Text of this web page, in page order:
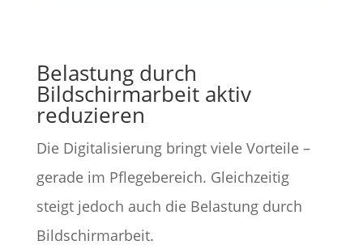
Belastung durch
Bildschirmarbeit aktiv
reduzieren
Die Digitalisierung bringt viele Vorteile –
gerade im Pflegebereich. Gleichzeitig
steigt jedoch auch die Belastung durch
Bildschirmarbeit.